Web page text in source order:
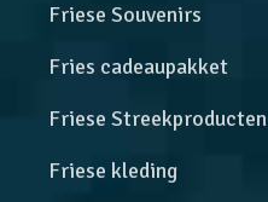
Friese Souvenirs
Fries cadeaupakket
Friese Streekproducten
Friese kleding